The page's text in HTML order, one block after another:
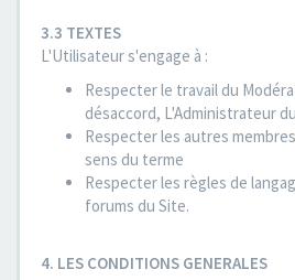
3.3 TEXTES
L'Utilisateur s'engage à :
Respecter le travail du
désaccord, L'Administrateur
Respecter les autres
sens du terme
Respecter les règles de
forums du Site.
4. LES CONDITIONS GENERALES